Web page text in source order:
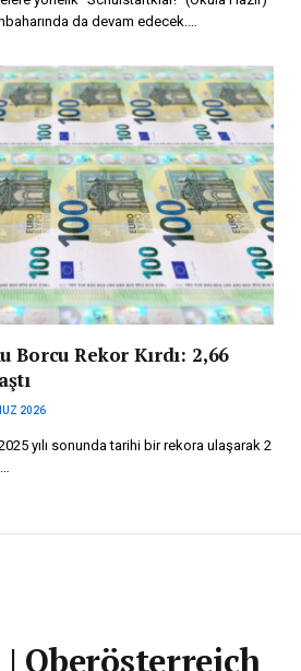
da devam edecek.…
Borcu Rekor Kırdı: 2,66
2026
yılı sonunda tarihi bir rekora ulaşarak 2
Oberösterreich